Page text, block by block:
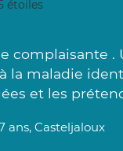
complaisante
maladie
et les
ans, Casteljaloux